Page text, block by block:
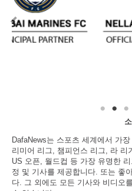
DafaNews는 스포츠 세계에서 가
리미어 리그, 챔피언스 리그, 라
US 오픈, 월드컵 등 가장 유명한
정 및 기사를 제공합니다. 또는 좋
다. 그 외에도 모든 기사와 비디오